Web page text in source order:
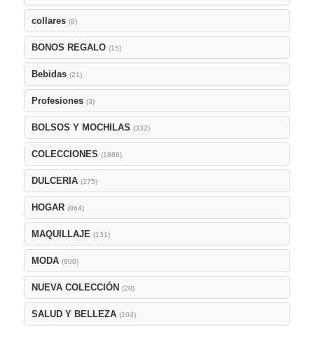
collares (8)
BONOS REGALO (15)
Bebidas (21)
Profesiones (3)
BOLSOS Y MOCHILAS (332)
COLECCIONES (1888)
DULCERIA (275)
HOGAR (864)
MAQUILLAJE (131)
MODA (800)
NUEVA COLECCIÓN (20)
SALUD Y BELLEZA (104)